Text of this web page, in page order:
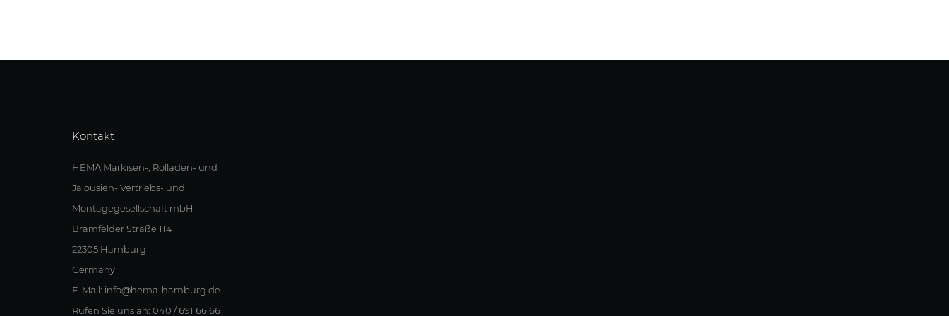
Kontakt
HEMA Markisen-, Rolladen- und
Jalousien- Vertriebs- und
Montagegesellschaft mbH
Bramfelder Straße 114
22305 Hamburg
Germany
E-Mail: info@hema-hamburg.de
Rufen Sie uns an: 040 / 691 66 66